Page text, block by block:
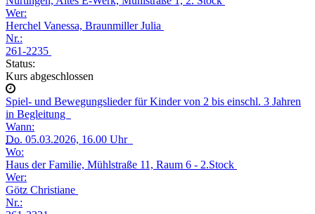
Wer:
Herchel Vanessa, Braunmiller Julia
Nr.:
261-2235
Status:
Kurs abgeschlossen
Spiel- und Bewegungslieder für Kinder von 2 bis einschl. 3 Jahren
in Begleitung
Wann:
Do. 05.03.2026, 16.00 Uhr
Wo:
Haus der Familie, Mühlstraße 11, Raum 6 - 2.Stock
Wer:
Götz Christiane
Nr.: